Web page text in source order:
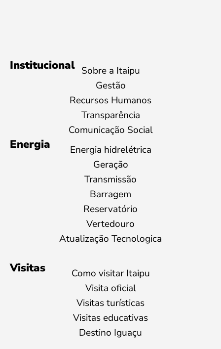
Institucional Sobre a Itaipu
Gestão
Recursos Humanos
Transparência
Comunicação Social
Energia
Energia hidrelétrica
Geração
Transmissão
Barragem
Reservatório
Vertedouro
Atualização Tecnologica
Visitas
Como visitar Itaipu
Visita oficial
Visitas turísticas
Visitas educativas
Destino Iguaçu